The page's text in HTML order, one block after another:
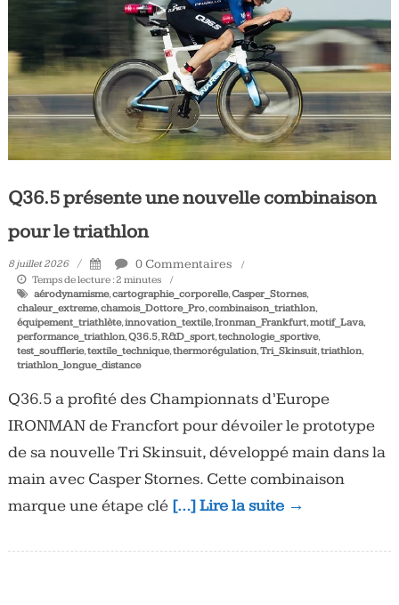
jours,
votre
actualité
vélo
et
triathlon
Q36.5 présente une nouvelle combinaison
pour le triathlon
8 juillet 2026 0 Commentaires
Temps de lecture :2 minutes
aérodynamisme,cartographie_corporelle,Casper_Stornes,
chaleur_extreme,chamois_Dottore_Pro,combinaison_triathlon,
équipement_triathlète,innovation_textile,Ironman_Frankfurt,motif_Lava,
performance_triathlon,Q36.5,R&D_sport,technologie_sportive,
test_soufflerie,textile_technique,thermorégulation,Tri_Skinsuit,triathlon,
triathlon_longue_distance
Q36.5 a profité des Championnats d’Europe
IRONMAN de Francfort pour dévoiler le prototype
de sa nouvelle Tri Skinsuit, développé main dans la
main avec Casper Stornes. Cette combinaison
marque une étape clé […] Lire la suite →